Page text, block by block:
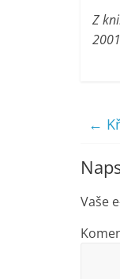
Z
2001
←
Vaše